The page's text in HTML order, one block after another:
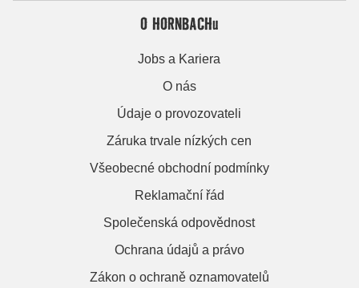
O HORNBACHu
Jobs a Kariera
O nás
Údaje o provozovateli
Záruka trvale nízkých cen
Všeobecné obchodní podmínky
Reklamační řád
Společenská odpovědnost
Ochrana údajů a právo
Zákon o ochraně oznamovatelů